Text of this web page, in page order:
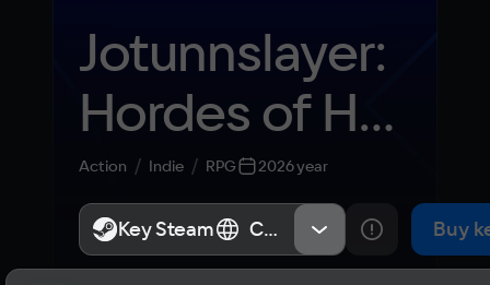
Jotunnslayer:
Hordes of Hel
- Conan
Action Indie RPG 2026 year
Key Steam СНГ, Россия Buy
Key Steam СНГ, Россия